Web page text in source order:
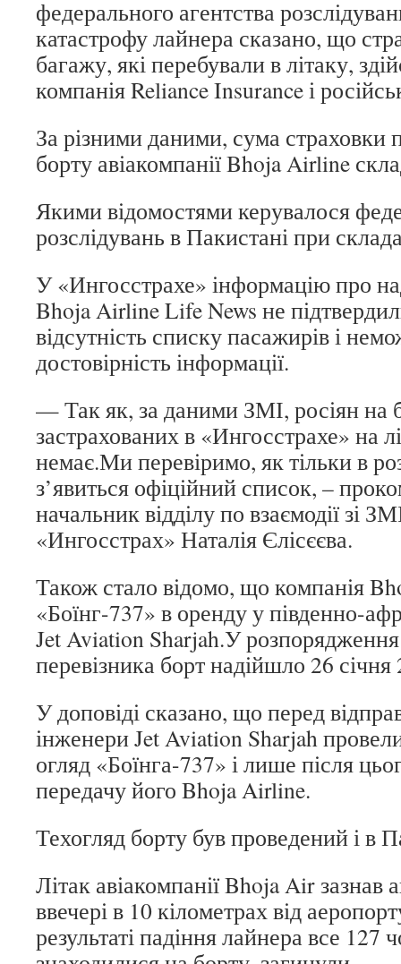
федерального агентства
катастрофу лайнера сказано, що
багажу, які перебували в літаку,
компанія Reliance Insurance і
За різними даними, сума страховки
борту авіакомпанії Bhoja Airline
Якими відомостями керувалося
розслідувань в Пакистані при
У «Ингосстрахе» інформацію про
Bhoja Airline Life News не
відсутність списку пасажирів і
достовірність інформації.
— Так як, за даними ЗМІ, росіян на
застрахованих в «Ингосстрахе» на
немає.Ми перевіримо, як тільки в
з’явиться офіційний список, –
начальник відділу по взаємодії зі
«Ингосстрах» Наталія Єлісєєва.
Також стало відомо, що компанія
«Боїнг-737» в оренду у південно-
Jet Aviation Sharjah.У
перевізника борт надійшло 26
У доповіді сказано, що перед
інженери Jet Aviation Sharjah
огляд «Боїнга-737» і лише після
передачу його Bhoja Airline.
Техогляд борту був проведений і в
Літак авіакомпанії Bhoja Air зазнав
ввечері в 10 кілометрах від
результаті падіння лайнера все 127